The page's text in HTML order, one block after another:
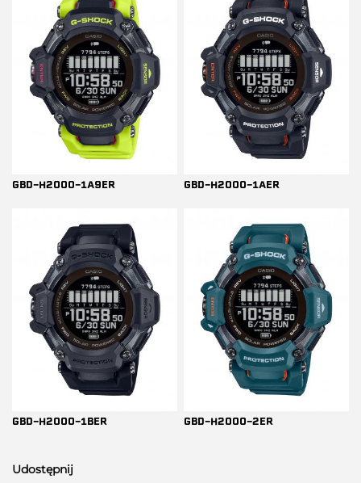
GBD-H2000-1A9ER GBD-H2000-1AER
GBD-H2000-1BER GBD-H2000-2ER
Udostępnij